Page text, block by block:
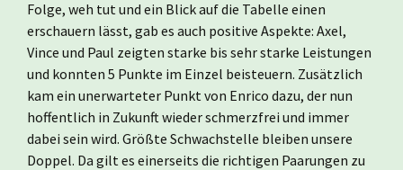
Folge, weh tut und ein Blick auf die Tabelle einen
erschauern lässt, gab es auch positive Aspekte: Axel,
Vince und Paul zeigten starke bis sehr starke Leistungen
und konnten 5 Punkte im Einzel beisteuern. Zusätzlich
kam ein unerwarteter Punkt von Enrico dazu, der nun
hoffentlich in Zukunft wieder schmerzfrei und immer
dabei sein wird. Größte Schwachstelle bleiben unsere
Doppel. Da gilt es einerseits die richtigen Paarungen zu